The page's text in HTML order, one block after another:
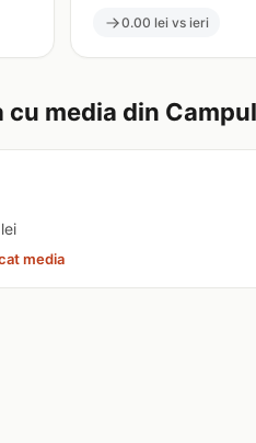
0.00 lei vs ieri
cu media din
lei
media